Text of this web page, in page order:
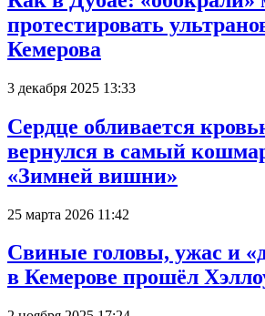
протестировать
Кемерова
3 декабря 2025 13:33
Сердце обливается
вернулся в самый
«Зимней вишни»
25 марта 2026 11:42
Свиные головы, ужас и
в Кемерове прошёл